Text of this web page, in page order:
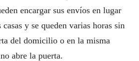
encargar sus envíos en lugar
y se queden varias horas sin
del domicilio o en la misma
abre la puerta.